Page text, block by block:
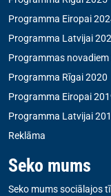
Programma Eiropai
Programma Latvijai
Programmas novadiem
Programma Rīgai 2020
Programma Eiropai
Programma Latvijai
Reklāma
Seko mums
Seko mums sociālajos